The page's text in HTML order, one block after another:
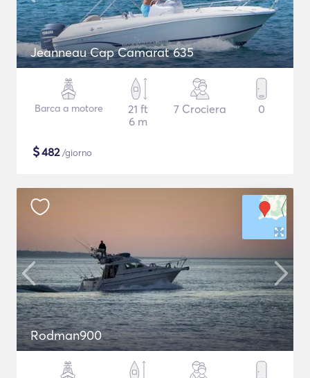
Jeanneau Cap Camarat 635
Barca a motore
21 ft
6 m
7 Crociera 0
$482/giorno
Rodman900